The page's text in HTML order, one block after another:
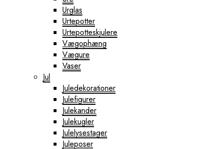
Urglas
Urtepotter
Urtepotteskjulere
Vægophæng
Vægure
Vaser
Jul
Juledekorationer
Julefigurer
Julekander
Julekugler
Julelysestager
Juleposer